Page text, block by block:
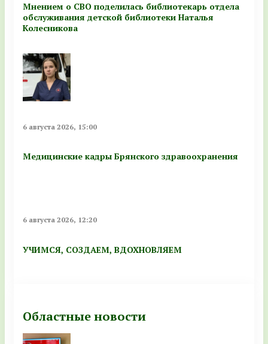
Мнением о СВО поделилась библиотекарь отдела
обслуживания детской библиотеки Наталья
Колесникова
6 августа 2026, 15:00
Медицинские кадры Брянского здравоохранения
6 августа 2026, 12:20
УЧИМСЯ, СОЗДАЕМ, ВДОХНОВЛЯЕМ
Областные новости